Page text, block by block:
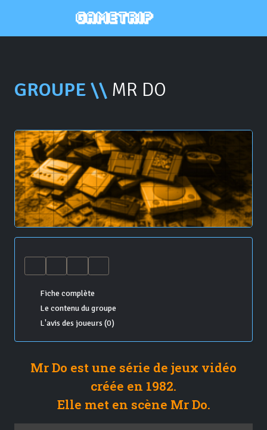
GROUPE \\ MR DO
Fiche complète
Le contenu du groupe
L'avis des joueurs (0)
Mr Do est une série de jeux vidéo
créée en 1982.
Elle met en scène Mr Do.